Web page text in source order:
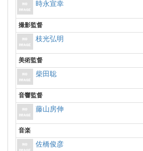
時永宣幸
撮影監督
枝光弘明
美術監督
柴田聡
音響監督
藤山房伸
音楽
佐橋俊彦